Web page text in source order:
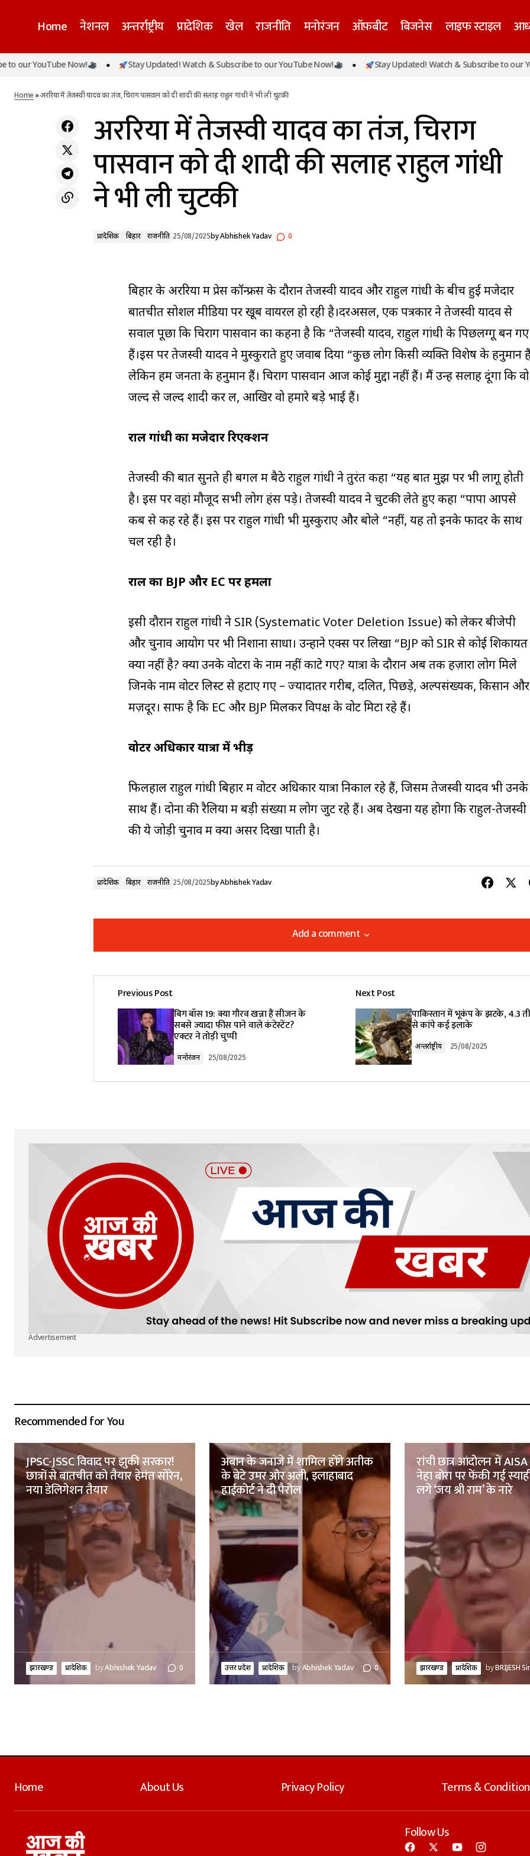
Home नेशनल अन्तर्राष्ट्रीय प्रादेशिक खेल राजनीति मनोरंजन ऑफ़बीट बिजनेस लाइफ स्टाइल
बिग बॉस 19: क्या गौरव खन्ना हैं सीजन के सबसे
प्रादेशिक
बिहार
अररिया में तेजस्वी यादव का तंज, चिराग पासवान को दी शादी की
YouTube Now! Stay Updated! Watch & Subscribe to our YouTube Now! Stay Updated! Watch & Subscribe to our
Home»अररिया में तेजस्वी यादव का तंज, चिराग पासवान को दी शादी की सलाह राहुल गांधी ने भी ली चुटकी
अररिया में तेजस्वी यादव का तंज, चिराग
पासवान को दी शादी की सलाह राहुल गांधी
ने भी ली चुटकी
प्रादेशिक बिहार राजनीति 25/08/2025byAbhishek Yadav 0
बिहार के अररिया में प्रेस कॉन्फ्रेंस के दौरान तेजस्वी यादव और राहुल गांधी के बीच हुई मजेदार
बातचीत सोशल मीडिया पर खूब वायरल हो रही है।दरअसल, एक पत्रकार ने तेजस्वी यादव से
सवाल पूछा कि चिराग पासवान का कहना है कि “तेजस्वी यादव, राहुल गांधी के पिछलग्गू बन गए
हैं।इस पर तेजस्वी यादव ने मुस्कुराते हुए जवाब दिया “कुछ लोग किसी व्यक्ति विशेष के हनुमान
लेकिन हम जनता के हनुमान हैं। चिराग पासवान आज कोई मुद्दा नहीं हैं। मैं उन्हें सलाह दूंगा कि वो
जल्द से जल्द शादी कर लें, आखिर वो हमारे बड़े भाई हैं।
राहुल गांधी का मजेदार रिएक्शन
तेजस्वी की बात सुनते ही बगल में बैठे राहुल गांधी ने तुरंत कहा “यह बात मुझ पर भी लागू होती
है। इस पर वहां मौजूद सभी लोग हंस पड़े। तेजस्वी यादव ने चुटकी लेते हुए कहा “पापा आपसे
कब से कह रहे हैं। इस पर राहुल गांधी भी मुस्कुराए और बोले “नहीं, यह तो इनके फादर के साथ
चल रही है।
राहुल का BJP और EC पर हमला
इसी दौरान राहुल गांधी ने SIR (Systematic Voter Deletion Issue) को लेकर बीजेपी
और चुनाव आयोग पर भी निशाना साधा। उन्होंने एक्स पर लिखा “BJP को SIR से कोई शिकायत
क्यों नहीं है? क्या उनके वोटरों के नाम नहीं काटे गए? यात्रा के दौरान अब तक हज़ारों लोग मिले
जिनके नाम वोटर लिस्ट से हटाए गए – ज्यादातर गरीब, दलित, पिछड़े, अल्पसंख्यक, किसान और
मज़दूर। साफ है कि EC और BJP मिलकर विपक्ष के वोट मिटा रहे हैं।
वोटर अधिकार यात्रा में भीड़
फिलहाल राहुल गांधी बिहार में वोटर अधिकार यात्रा निकाल रहे हैं, जिसमें तेजस्वी यादव भी उनके
साथ हैं। दोनों की रैलियों में बड़ी संख्या में लोग जुट रहे हैं। अब देखना यह होगा कि राहुल-तेजस्वी
की ये जोड़ी चुनाव में क्या असर दिखा पाती है।
प्रादेशिक बिहार राजनीति 25/08/2025byAbhishek Yadav
Add a comment
Add a comment
Your email address will not be published. Required fields are marked*
Comment*
Previous Post
बिग बॉस 19: क्या गौरव खन्ना हैं सीजन के
सबसे ज्यादा फीस पाने वाले कंटेस्टेंट?
एक्टर ने तोड़ी चुप्पी
मनोरंजन 25/08/2025
Next Post
पाकिस्तान में भूकंप के झटके, 4.3
से कांपे कई इलाके
अन्तर्राष्ट्रीय 25/08/2025
Advertisement
Recommended for You
JPSC-JSSC विवाद पर झुकी सरकार!
छात्रों से बातचीत को तैयार हेमंत सोरेन,
नया डेलिगेशन तैयार
झारखण्ड प्रादेशिक byAbhishek Yadav 0
अबान के जनाजे में शामिल होंगे अतीक
के बेटे उमर और अली, इलाहाबाद
हाईकोर्ट ने दी पैरोल
उत्तर प्रदेश प्रादेशिक byAbhishek Yadav 0
रांची छात्र आंदोलन में
नेहा बोरा पर फेंकी गई
लगे ‘जय श्री राम’ के नारे
झारखण्ड प्रादेशिक byBRIJESH
Home About Us Privacy Policy Terms &
Follow Us